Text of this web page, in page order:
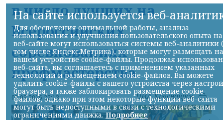
в число лучших на
Всероссийских
соревнованиях
профмастерства
07.08.2026 22:13 НИА-Красноярск
На сайте используется веб-
Для обеспечения оптимальной работы, анализа
использования и улучшения пользовательского опыта на
веб-сайте могут использоваться системы веб-аналитики
том числе Яндекс.Метрика), которые могут размещать на
вашем устройстве cookie-файлы. Продолжая
веб-сайта, вы соглашаетесь с применением указанных
технологий и размещением cookie-файлов. Вы можете
удалить cookie-файлы с вашего устройства через
браузера, а также заблокировать размещение cookie-
файлов, однако при этом некоторые функции веб-сайта
могут быть недоступными в связи с технологическими
ограничениями движка.Подробнее